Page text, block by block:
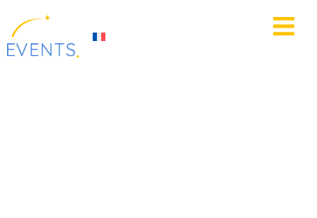
principal